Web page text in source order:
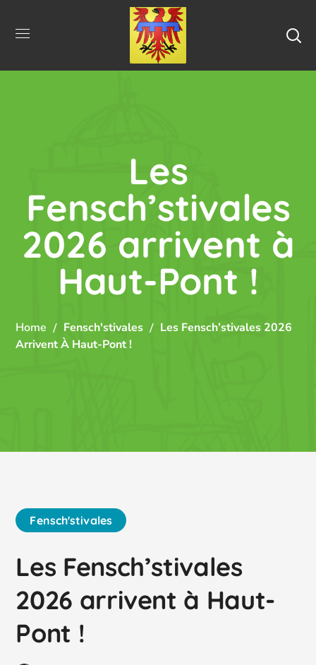
Les
Fensch’stivales
2026 arrivent à
Haut-Pont !
Home Fensch'stivales
Les Fensch’stivales 2026
Arrivent À Haut-Pont !
Fensch'stivales
Les Fensch’stivales
2026 arrivent à Haut-
Pont !